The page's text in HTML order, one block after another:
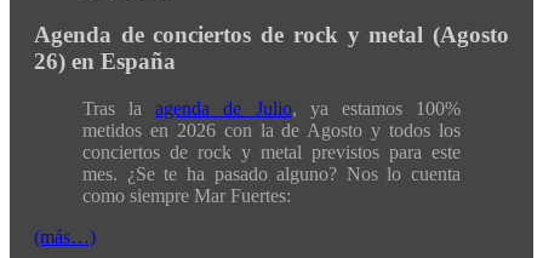
Agenda de conciertos de rock y metal (Agosto
26) en España
Tras laagenda de Julio, ya estamos 100%
metidos en 2026 con la de Agosto y todos los
conciertos de rock y metal previstos para este
mes. ¿Se te ha pasado alguno? Nos lo cuenta
como siempre Mar Fuertes:
(más…)